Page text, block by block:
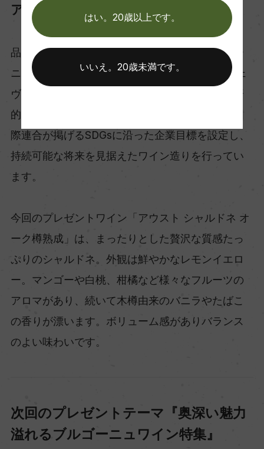
アウスト シャルドネ オーク樽熟成
品質と価格のバランスに優れたエミリア・ロマー
ニャ州 最大規模の生産者協同組合「テッレ・チェ
ヴィコ」。イタリア屈指の生産規模を誇り、経済
的、社会的、環境的配慮の上に立ったうえで、国
際連合が掲げるSDGsに沿った企業目標を設定し、
持続可能な将来を見据えたワイン造りを行ってい
ます。
今回のプレゼントワイン「アウスト シャルドネ オ
ーク樽熟成」は、まったりとした贅沢な質感たっ
ぷりのシャルドネ。外観は鮮やかなレモンイエロ
ー。マンゴーや白桃、柑橘など様々なフルーツの
アロマがあり、続いて木樽由来のバニラやたばこ
の香りが漂います。ボリューム感がありバランス
のよい味わいです。
次回のプレゼントテーマ『奥深い魅力
溢れるブルゴーニュワイン特集』
はい。20歳以上です。
いいえ。20歳未満です。